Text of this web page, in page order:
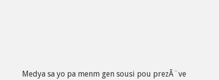
Medya sa yo pa menm gen sousi pou prezÃ¨ve